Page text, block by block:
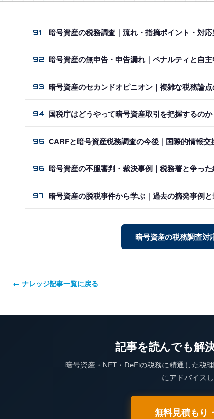
91 暗号資産の税務調査｜流れ・指摘ポイント・対応
92 暗号資産の無申告・申告漏れ｜ペナルティと自主
93 暗号資産のセカンドオピニオン｜複雑な税務論
94 国税庁はどうやって暗号資産取引を把握するのか
95 CARFと暗号資産税務調査の今後｜国際的情報交
96 暗号資産の不服審判・裁決事例｜税務署と争っ
97 暗号資産の脱税事件から学ぶ｜過去の摘発事例
暗号資産の税務調査対
← ナレッジ記事一覧に戻る
記事を読んでも解
暗号資産・NFT・DeFiの税務に精通した税
にアドバイスし
無料見積もり